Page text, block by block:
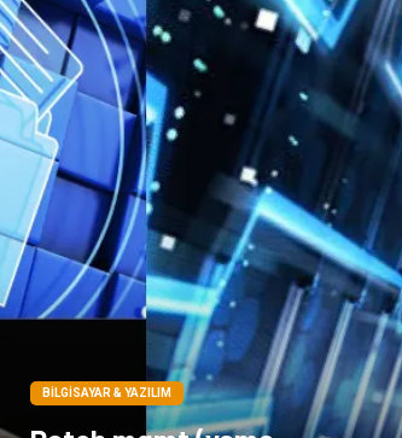
BILGISAYAR & YAZILIM